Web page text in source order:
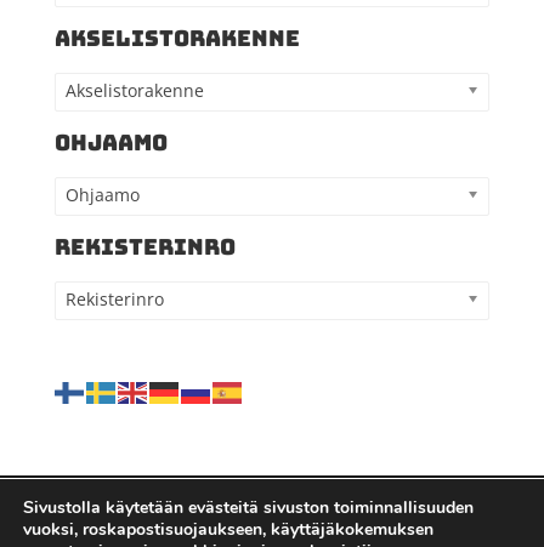
AKSELISTORAKENNE
Akselistorakenne
OHJAAMO
Ohjaamo
REKISTERINRO
Rekisterinro
Sivustolla käytetään evästeitä sivuston toiminnallisuuden
vuoksi, roskapostisuojaukseen, käyttäjäkokemuksen